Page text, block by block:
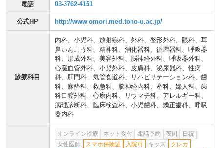
電話 03-3762-4151
公式HP http://www.omori.med.toho-u.ac.jp/
診療科目
内科、 小児科、 放射線科、 外科、 整形外科、 眼科、 耳
鼻いんこう科、 精神科、 消化器科、 循環器科、 呼吸器
科、 形成外科、 美容外科、 脳神経外科、 呼吸器外科、
心臓血管外科、 小児外科、 皮膚科、 泌尿器科、性病
科、 肛門科、 気管食道科、 リハビリテーション科、 歯
科、 麻酔科、 救急科、 脳神経内科、 産科、 婦人科、 歯
科口腔外科、 心療内科、 リウマチ科、 アレルギー科、
病理診断科、 臨床検査科、 小児歯科、 矯正歯科、 呼吸
器内科
オンライン診療 ネット受付 電話予約 夜間
日祝
女性医師
スマホ保険証 入院可 キッズ
クレカ